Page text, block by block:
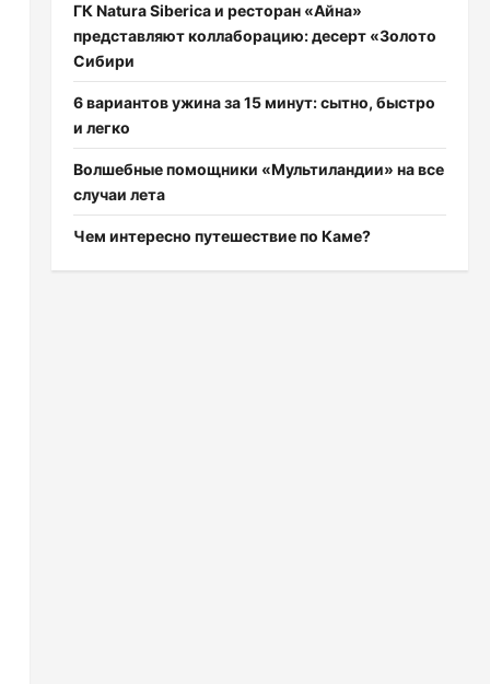
ГК Natura Siberica и ресторан «Айна»
представляют коллаборацию: десерт «Золото
Сибири
6 вариантов ужина за 15 минут: сытно, быстро
и легко
Волшебные помощники «Мультиландии» на все
случаи лета
Чем интересно путешествие по Каме?